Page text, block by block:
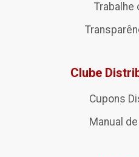
Trabalhe
Clube
Cupons
Manual